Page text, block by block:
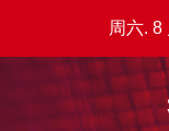
周六. 8